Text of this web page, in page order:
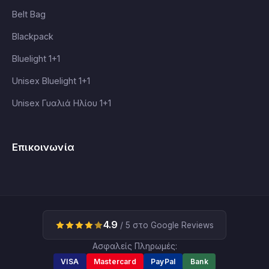
Belt Bag
Blackpack
Bluelight 1+1
Unisex Bluelight 1+1
Unisex Γυαλιά Ηλίου 1+1
Επικοινωνία
4.9 / 5 στο Google Reviews
Ασφαλείς Πληρωμές:
VISA Mastercard PayPal Bank